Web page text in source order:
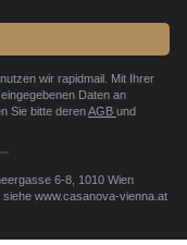
wir rapidmail. Mit Ihrer
Daten an
Sie bitte derenAGB und
6-8, 1010 Wien
www.casanova-vienna.at